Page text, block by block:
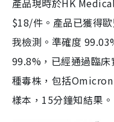
產品現時於HK
$18/件。產品已獲得
我檢測。準確度
99.8%，已經通過臨
種毒株，包括
樣本，15分鐘知結果。